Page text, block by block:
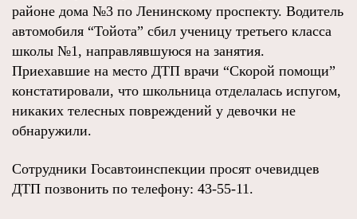
районе дома №3 по Ленинскому проспекту. Водитель
автомобиля “Тойота” сбил ученицу третьего класса
школы №1, направлявшуюся на занятия.
Приехавшие на место ДТП врачи “Скорой помощи”
констатировали, что школьница отделалась испугом,
никаких телесных повреждений у девочки не
обнаружили.
Сотрудники Госавтоинспекции просят очевидцев
ДТП позвонить по телефону: 43-55-11.